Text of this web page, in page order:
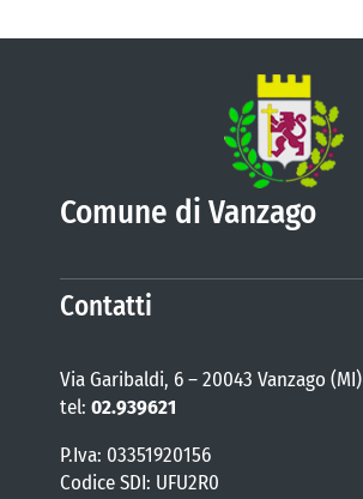
Comune di Vanzago
Contatti
Via Garibaldi, 6 – 20043 Vanzago (MI)
tel: 02.939621
P.Iva: 03351920156
Codice SDI: UFU2R0